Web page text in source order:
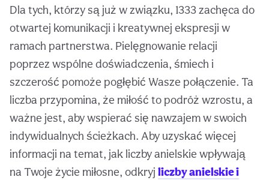
Dla tych, którzy są już w związku, 1333 zachęca do
otwartej komunikacji i kreatywnej ekspresji w
ramach partnerstwa. Pielęgnowanie relacji
poprzez wspólne doświadczenia, śmiech i
szczerość pomoże pogłębić Wasze połączenie. Ta
liczba przypomina, że miłość to podróż wzrostu, a
ważne jest, aby wspierać się nawzajem w swoich
indywidualnych ścieżkach. Aby uzyskać więcej
informacji na temat, jak liczby anielskie wpływają
na Twoje życie miłosne, odkryj liczby anielskie i